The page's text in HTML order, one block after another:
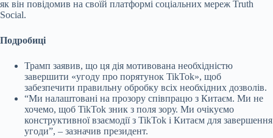
як він повідомив на своїй платформі соціальних мереж Truth
Social.
Подробиці
Трамп заявив, що ця дія мотивована необхідністю
завершити «угоду про порятунок TikTok», щоб
забезпечити правильну обробку всіх необхідних дозволів.
“Ми налаштовані на прозору співпрацю з Китаєм. Ми не
хочемо, щоб TikTok зник з поля зору. Ми очікуємо
конструктивної взаємодії з TikTok і Китаєм для завершення
угоди”, – зазначив президент.